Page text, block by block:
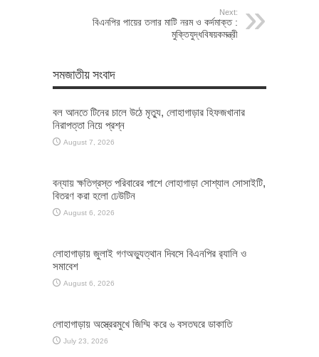
Next:
বিএনপির পায়ের তলার মাটি নরম ও কর্দমাক্ত :
মুক্তিযুদ্ধবিষয়কমন্ত্রী
সমজাতীয় সংবাদ
বল আনতে টিনের চালে উঠে মৃত্যু, লোহাগাড়ার হিফজখানার
নিরাপত্তা নিয়ে প্রশ্ন
August 7, 2026
বন্যায় ক্ষতিগ্রস্ত পরিবারের পাশে লোহাগাড়া সোশ্যাল সোসাইটি,
বিতরণ করা হলো ঢেউটিন
August 6, 2026
লোহাগাড়ায় জুলাই গণঅভ্যুত্থান দিবসে বিএনপির র‌্যালি ও
সমাবেশ
August 6, 2026
লোহাগাড়ায় অস্ত্রেরমুখে জিম্মি করে ৬ বসতঘরে ডাকাতি
July 23, 2026